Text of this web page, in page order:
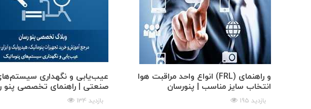
عیب‌یابی و نگهداری
صنعتی | راهنمای تخصصی پنو
134 بازدید
انواع واحد مراقبت هوا (FRL) و راهنمای
انتخاب سایز مناسب | پنو‌رسان
195 بازدید